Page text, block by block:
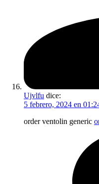
Ujvlfu dice:
5 febrero, 2024 en
order ventolin generic